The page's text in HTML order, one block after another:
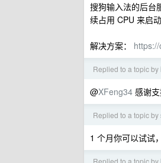
搜狗输入法的后台
续占用 CPU 来启
解决方案：
Replied to a topic by
@XFeng34 感谢
Replied to a topic by
1 个月你可以试试
Replied to a topic by